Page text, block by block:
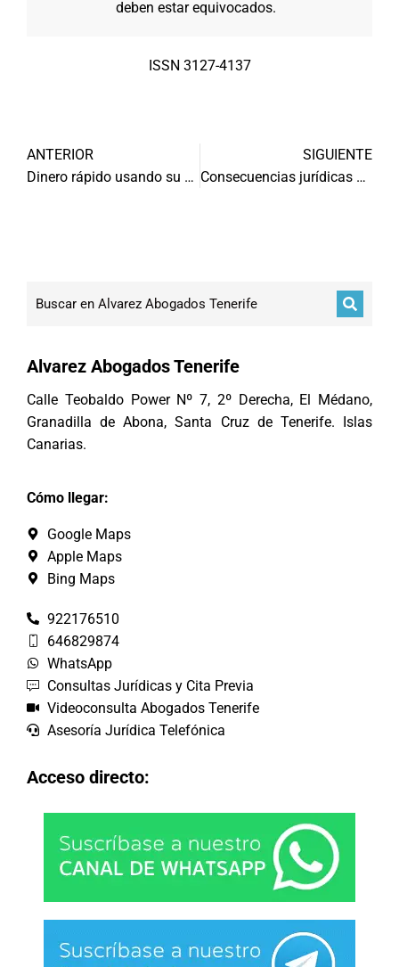
deben estar equivocados.
ISSN 3127-4137
ANTERIOR
Dinero rápido usando su coche
SIGUIENTE
Consecuencias jurídicas del delito
Alvarez Abogados Tenerife
Calle Teobaldo Power Nº 7, 2º Derecha, El Médano,
Granadilla de Abona, Santa Cruz de Tenerife. Islas
Canarias.
Cómo llegar:
Google Maps
Apple Maps
Bing Maps
922176510
646829874
WhatsApp
Consultas Jurídicas y Cita Previa
Videoconsulta Abogados Tenerife
Asesoría Jurídica Telefónica
Acceso directo: